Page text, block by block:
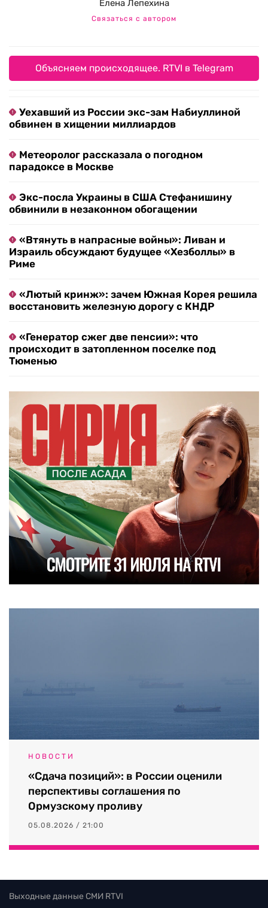
Елена Лепехина
Связаться с автором
Объясняем происходящее. RTVI в Telegram
Уехавший из России экс-зам Набиуллиной
обвинен в хищении миллиардов
Метеоролог рассказала о погодном
парадоксе в Москве
Экс-посла Украины в США Стефанишину
обвинили в незаконном обогащении
«Втянуть в напрасные войны»: Ливан и
Израиль обсуждают будущее «Хезболлы» в
Риме
«Лютый кринж»: зачем Южная Корея решила
восстановить железную дорогу с КНДР
«Генератор сжег две пенсии»: что
происходит в затопленном поселке под
Тюменью
НОВОСТИ
«Сдача позиций»: в России оценили
перспективы соглашения по
Ормузскому проливу
05.08.2026 / 21:00
Выходные данные СМИ RTVI